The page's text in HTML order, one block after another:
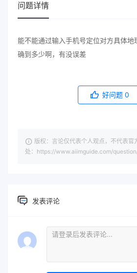
问题详情
能不能通过输入手机号定位对方具体
确到多少啊，有没误差
好问题 0
版权：言论仅代表个人观点，不代表官
处：https://www.aiimguide.com/
发表评论